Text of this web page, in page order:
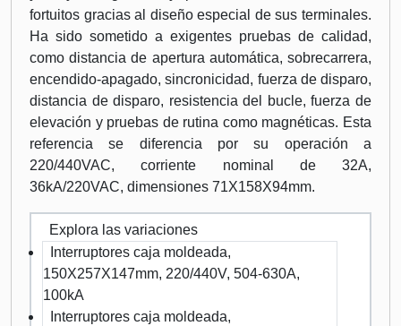
fortuitos gracias al diseño especial de sus terminales.
Ha sido sometido a exigentes pruebas de calidad,
como distancia de apertura automática, sobrecarrera,
encendido-apagado, sincronicidad, fuerza de disparo,
distancia de disparo, resistencia del bucle, fuerza de
elevación y pruebas de rutina como magnéticas. Esta
referencia se diferencia por su operación a
220/440VAC, corriente nominal de 32A,
36kA/220VAC, dimensiones 71X158X94mm.
Explora las variaciones
Interruptores caja moldeada,
150X257X147mm, 220/440V, 504-630A,
100kA
Interruptores caja moldeada,